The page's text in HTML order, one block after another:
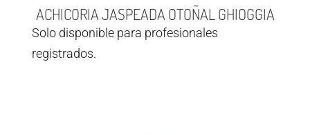
ACHICORIA JASPEADA OTOÑAL GHIOGGIA
Solo disponible para profesionales
registrados.